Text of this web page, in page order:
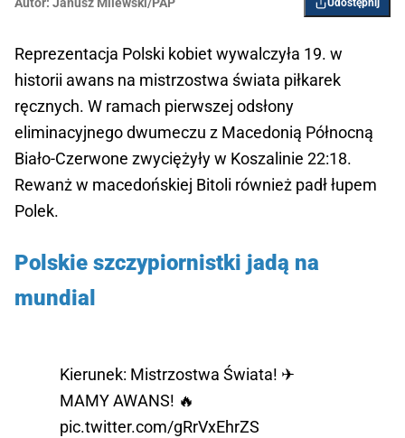
Autor: Janusz Milewski/PAP Udostępnij
Reprezentacja Polski kobiet wywalczyła 19. w
historii awans na mistrzostwa świata piłkarek
ręcznych. W ramach pierwszej odsłony
eliminacyjnego dwumeczu z Macedonią Północną
Biało-Czerwone zwyciężyły w Koszalinie 22:18.
Rewanż w macedońskiej Bitoli również padł łupem
Polek.
Polskie szczypiornistki jadą na
mundial
Kierunek: Mistrzostwa Świata! ✈
MAMY AWANS! 🔥
pic.twitter.com/gRrVxEhrZS